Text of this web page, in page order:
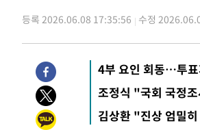
-19368초 전 >손흥민, 68분 뛰고 2경기 침
-18640초 전 >'2경기 연속 침묵' 손흥민, 톨
-17392초 전 >
이강인, 오늘 서울서 AT마
-4274초 전 >
'여긴 20도, 저긴 50도'…열화
-3745초 전 >
44분 전 >
튀르키예 외무장관, "메카 3국 방
등록 2026.06.08 17:35:56 수정
4부 요인 회동…투표
조정식 "국회 국정
김상환 "진상 엄밀